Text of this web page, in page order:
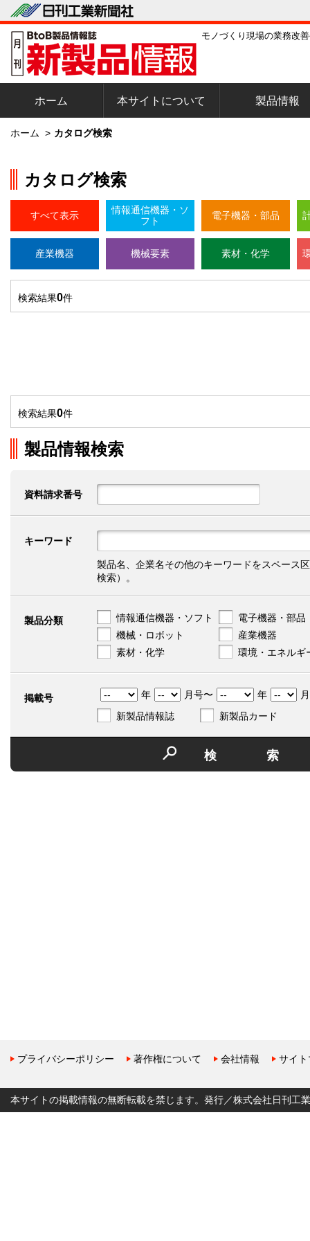
モノづくり現場の業務改
ホーム 本サイトについて 製品情報
ホーム > カタログ検索
カタログ検索
すべて表示
情報通信機器・ソ
フト
電子機器・部品
産業機器 機械要素 素材・化学
検索結果0件
検索結果0件
製品情報検索
資料請求番号
キーワード
製品名、企業名その他のキーワードをスペース
検索）。
製品分類 情報通信機器・ソフト
電子機器・部品
機械・ロボット
産業機器
素材・化学
環境・エネルギ
掲載号 年 月号〜 年
新製品情報誌
新製品カード
検
プライバシーポリシー 著作権について 会社情報 サイ
本サイトの掲載情報の無断転載を禁じます。発行／株式会社日刊